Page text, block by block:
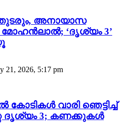
അനായാസ
‘ദൃശ്യം 3’
21, 2026, 5:17 pm
വാരി ഞെട്ടിച്ച്
ദൃശ്യം 3; കണക്കുകൾ